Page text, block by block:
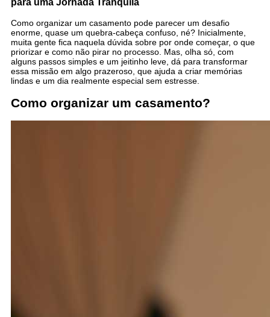
Como organizar um casamento pode parecer um desafio
enorme, quase um quebra-cabeça confuso, né? Inicialmente,
muita gente fica naquela dúvida sobre por onde começar, o que
priorizar e como não pirar no processo. Mas, olha só, com
alguns passos simples e um jeitinho leve, dá para transformar
essa missão em algo prazeroso, que ajuda a criar memórias
lindas e um dia realmente especial sem estresse.
Como organizar um casamento?